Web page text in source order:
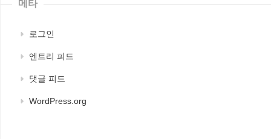
메타
로그인
엔트리 피드
댓글 피드
WordPress.org